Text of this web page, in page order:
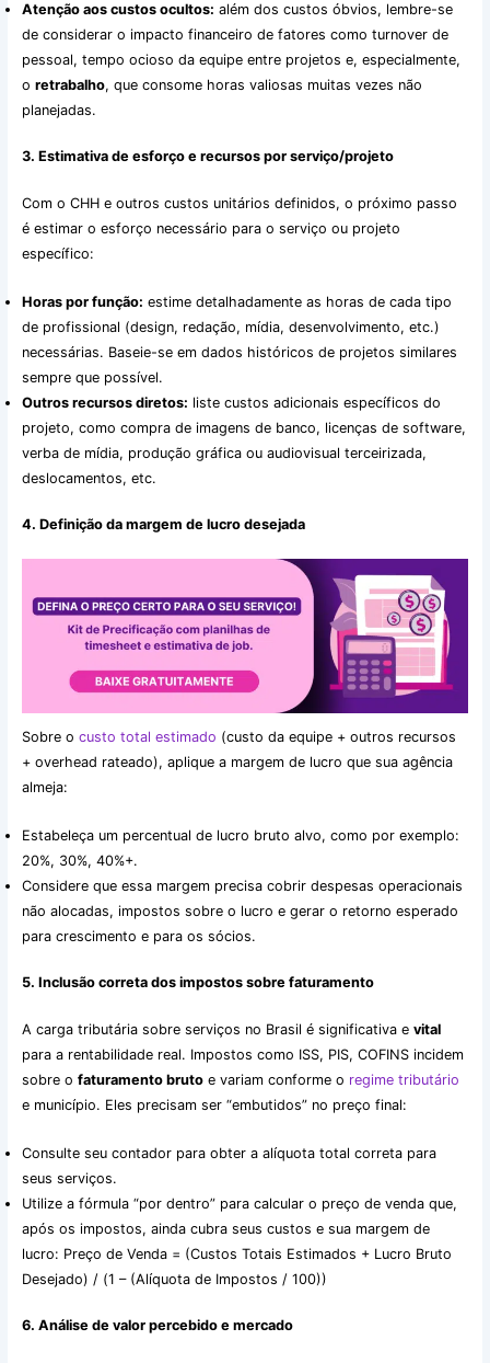
Atenção aos custos ocultos: além dos custos óbvios, lembre-se
de considerar o impacto financeiro de fatores como turnover de
pessoal, tempo ocioso da equipe entre projetos e, especialmente,
o retrabalho, que consome horas valiosas muitas vezes não
planejadas.
3. Estimativa de esforço e recursos por serviço/projeto
Com o CHH e outros custos unitários definidos, o próximo passo
é estimar o esforço necessário para o serviço ou projeto
específico:
Horas por função: estime detalhadamente as horas de cada tipo
de profissional (design, redação, mídia, desenvolvimento, etc.)
necessárias. Baseie-se em dados históricos de projetos similares
sempre que possível.
Outros recursos diretos: liste custos adicionais específicos do
projeto, como compra de imagens de banco, licenças de software,
verba de mídia, produção gráfica ou audiovisual terceirizada,
deslocamentos, etc.
4. Definição da margem de lucro desejada
Sobre o custo total estimado (custo da equipe + outros recursos
+ overhead rateado), aplique a margem de lucro que sua agência
almeja:
Estabeleça um percentual de lucro bruto alvo, como por exemplo:
20%, 30%, 40%+.
Considere que essa margem precisa cobrir despesas operacionais
não alocadas, impostos sobre o lucro e gerar o retorno esperado
para crescimento e para os sócios.
5. Inclusão correta dos impostos sobre faturamento
A carga tributária sobre serviços no Brasil é significativa e vital
para a rentabilidade real. Impostos como ISS, PIS, COFINS incidem
sobre o faturamento brutoe variam conforme o regime tributário
e município. Eles precisam ser “embutidos” no preço final:
Consulte seu contador para obter a alíquota total correta para
seus serviços.
Utilize a fórmula “por dentro” para calcular o preço de venda que,
após os impostos, ainda cubra seus custos e sua margem de
lucro: Preço de Venda = (Custos Totais Estimados + Lucro Bruto
Desejado) / (1 – (Alíquota de Impostos / 100))
6. Análise de valor percebido e mercado